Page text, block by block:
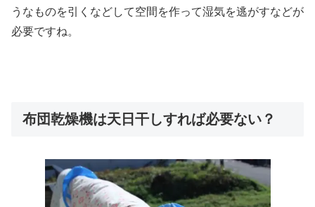
うなものを引くなどして空間を作って湿気を逃がすなどが
必要ですね。
布団乾燥機は天日干しすれば必要ない？